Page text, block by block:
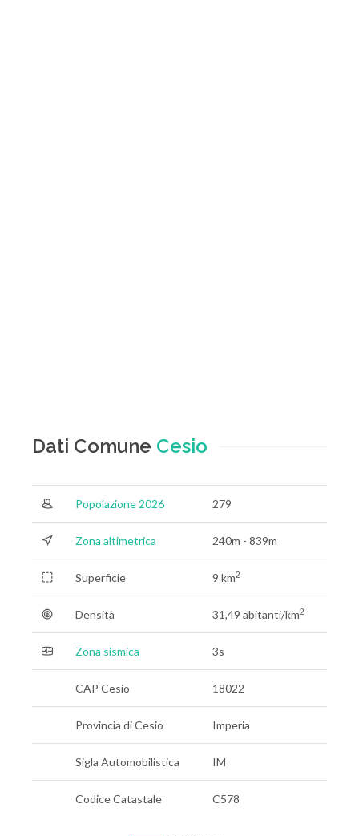
Dati Comune Cesio
Popolazione 2026 279
Zona altimetrica 240m - 839m
Superficie 9 km2
Densità 31,49 abitanti/km2
Zona sismica 3s
CAP Cesio 18022
Provincia di Cesio Imperia
Sigla Automobilistica IM
Codice Catastale C578